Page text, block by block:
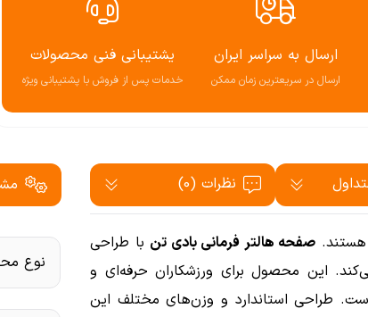
ارسال به سراسر ايران
ارسال در سريعترين زمان ممكن
يشتيبانى فنى محصولات
خدمات پس از فروش با پشتیبانی ویژه
نظرات (0)
هستند. صفحه هالتر فرمانی بادی تن با طراحی
این محصول برای ورزشکاران حرفه‌ای و
طراحی استاندارد و وزن‌های مختلف این
نوع